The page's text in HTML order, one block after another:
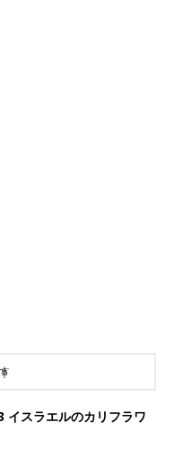
イスラエルのカリフラワ